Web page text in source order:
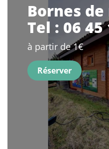
Bornes
Tel : 06 45
à partir de 1€
Réserver